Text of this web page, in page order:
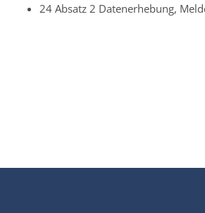
24 Absatz 2 Datenerhebung,